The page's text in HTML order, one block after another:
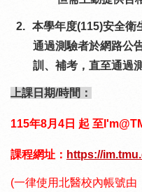
2. 本學年度(115)安全衛
通過測驗者於網路公
訓、補考，直至通過
上課日期/時間：
115年8月4日 起 至
課程網址： https://
(一律使用北醫校內帳號由